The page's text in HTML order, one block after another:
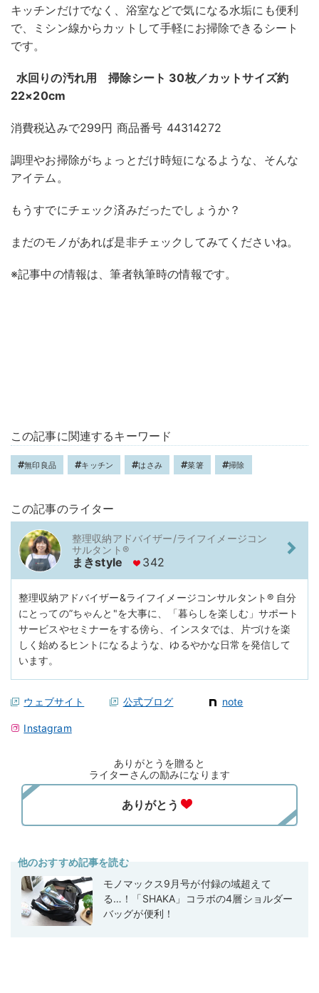
キッチンだけでなく、浴室などで気になる水垢にも便利
で、ミシン線からカットして手軽にお掃除できるシート
です。
水回りの汚れ用 掃除シート 30枚／カットサイズ約
22×20cm
消費税込みで299円 商品番号 44314272
調理やお掃除がちょっとだけ時短になるような、そんな
アイテム。
もうすでにチェック済みだったでしょうか？
まだのモノがあれば是非チェックしてみてくださいね。
※記事中の情報は、筆者執筆時の情報です。
この記事に関連するキーワード
無印良品 キッチン はさみ 菜箸 掃除
この記事のライター
整理収納アドバイザー/ライフイメージコン
サルタント®️
まきstyle 342
整理収納アドバイザー&ライフイメージコンサルタント®️ 自分
にとっての”ちゃんと"を大事に、「暮らしを楽しむ」サポート
サービスやセミナーをする傍ら、インスタでは、片づけを楽
しく始めるヒントになるような、ゆるやかな日常を発信して
います。
ウェブサイト 公式ブログ note
Instagram
ありがとうを贈ると
ライターさんの励みになります
他のおすすめ記事を読む
モノマックス9月号が付録の域超えて
る…！「SHAKA」コラボの4層ショルダー
バッグが便利！